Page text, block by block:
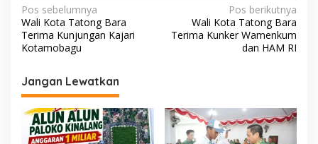
N
a
v
i
g
a
s
Pos sebelumnya
Wali Kota Tatong Bara
Terima Kunjungan Kajari
Kotamobagu
Pos berikutnya
Wali Kota Tatong Bara
Terima Kunker Wamenkum
dan HAM RI
Jangan Lewatkan